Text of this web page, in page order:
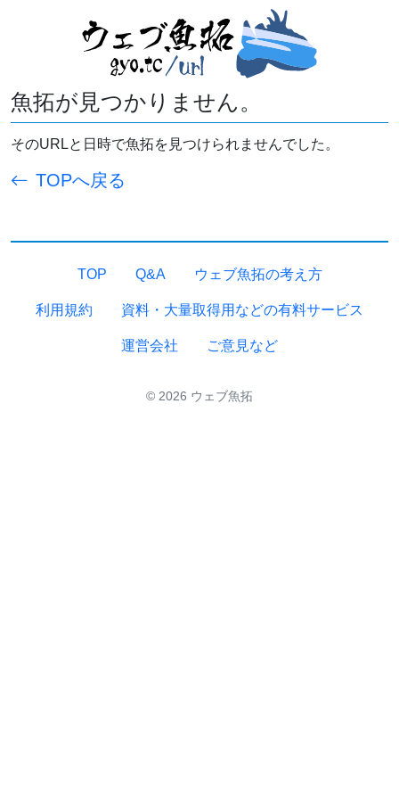
魚拓が見つかりません。
そのURLと日時で魚拓を見つけられませんでした。
TOPへ戻る
TOP Q&A ウェブ魚拓の考え方
利用規約 資料・大量取得用などの有料サービス
運営会社 ご意見など
© 2026 ウェブ魚拓